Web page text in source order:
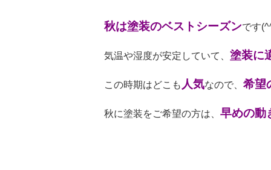
秋は塗装のベストシーズンです
気温や湿度が安定していて、 塗装に
この時期はどこも 人気なので、 希望
秋に塗装をご希望の方は、 早めの動